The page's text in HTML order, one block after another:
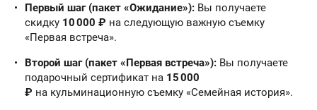
Первый шаг (пакет «Ожидание»): Вы получаете
скидку 10 000 ₽ на следующую важную съемку
«Первая встреча».
Второй шаг (пакет «Первая встреча»): Вы получаете
подарочный сертификат на 15 000
₽ на кульминационную съемку «Семейная история».